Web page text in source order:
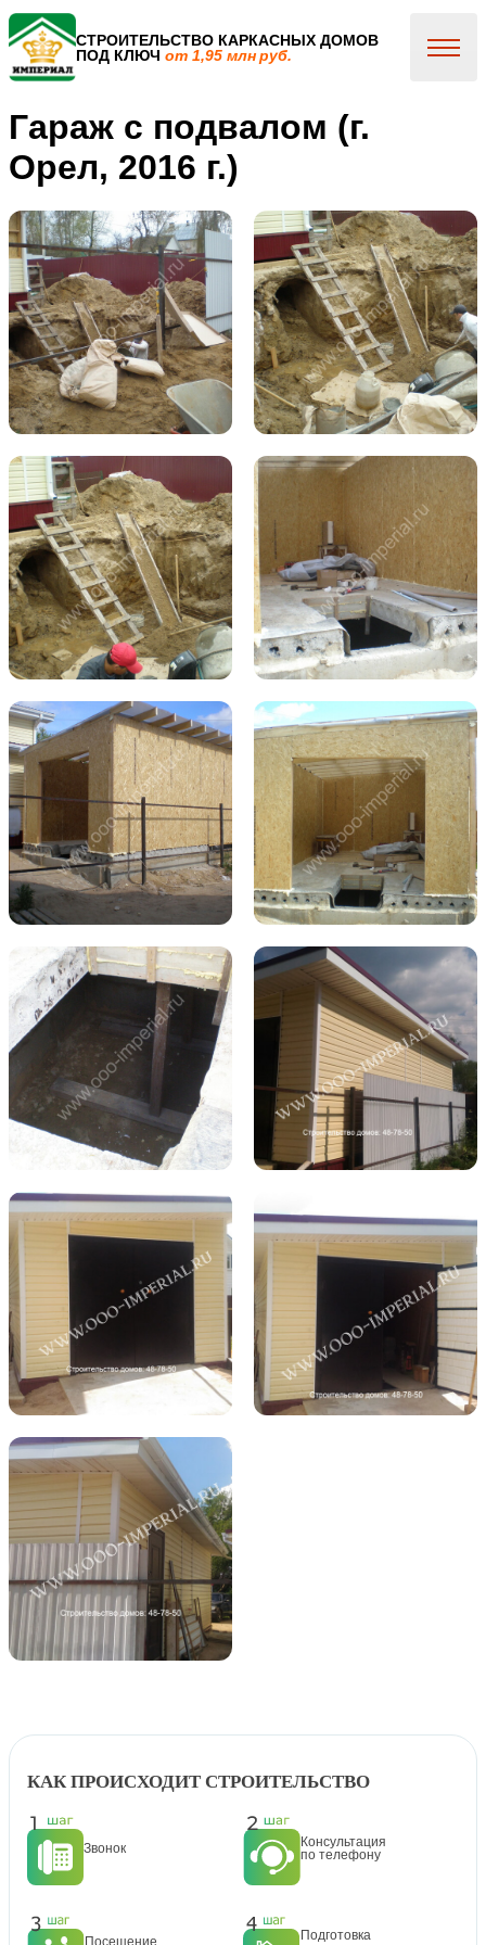
СТРОИТЕЛЬСТВО КАРКАСНЫХ ДОМОВ
ПОД КЛЮЧ от 1,95 млн руб.
Гараж с подвалом (г.
Орел, 2016 г.)
КАК ПРОИСХОДИТ СТРОИТЕЛЬСТВО
Звонок
Консультация
по телефону
Подготовка